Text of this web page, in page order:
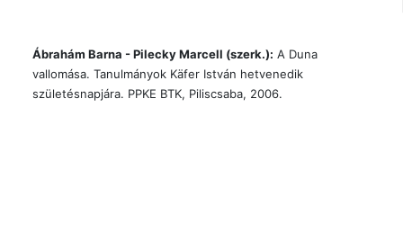
Ábrahám Barna - Pilecky Marcell (szerk.): A Duna
vallomása. Tanulmányok Käfer István hetvenedik
születésnapjára. PPKE BTK, Piliscsaba, 2006.